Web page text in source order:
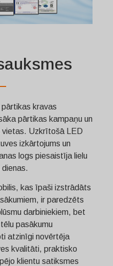
kravas
pārtikas kampaņu un
vietas. Uzkrītošā LED
izkārtojums un
logs piesaistīja lielu
kas īpaši izstrādāts
ir paredzēts
darbiniekiem, bet
pasākumu
atzinīgi novērtēja
kvalitāti, praktisko
klientu satiksmes